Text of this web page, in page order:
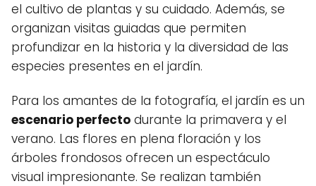
el cultivo de plantas y su cuidado. Además, se
organizan visitas guiadas que permiten
profundizar en la historia y la diversidad de las
especies presentes en el jardín.
Para los amantes de la fotografía, el jardín es un
escenario perfecto durante la primavera y el
verano. Las flores en plena floración y los
árboles frondosos ofrecen un espectáculo
visual impresionante. Se realizan también